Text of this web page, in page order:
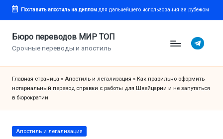
Перейти
содержимому
Поставить апостиль на дипломдля дальнейшего использования за рубежом
Бюро переводов МИР ТОП
Срочные переводы и апостиль
Telegram
Главная страница » Апостиль и легализация » Как правильно оформить
нотариальный перевод справки с работы для Швейцарии и не запутаться
в бюрократии
Опубликовано
Апостиль и легализация